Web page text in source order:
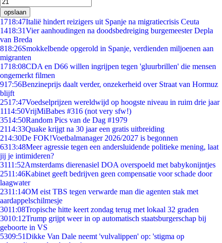
opslaan
1718:47Italië hindert reizigers uit Spanje na migratiecrisis Ceuta
1418:31Vier aanhoudingen na doodsbedreiging burgemeester Depla
van Breda
818:26Smokkelbende opgerold in Spanje, verdienden miljoenen aan
migranten
1718:08CDA en D66 willen ingrijpen tegen 'gluurbrillen' die mensen
ongemerkt filmen
917:56Benzineprijs daalt verder, onzekerheid over Straat van Hormuz
blijft
2517:47Voedselprijzen wereldwijd op hoogste niveau in ruim drie jaar
1114:50VrijMiBabes #316 (not very sfw!)
3514:50Random Pics van de Dag #1979
2114:33Quake krijgt na 30 jaar een gratis uitbreiding
214:30De FOK!Voetbalmanager 2026/2027 is begonnen
6313:48Meer agressie tegen een andersluidende politieke mening, laat
jij je intimideren?
3111:52Amsterdams dierenasiel DOA overspoeld met babykonijntjes
2511:46Kabinet geeft bedrijven geen compensatie voor schade door
laagwater
2311:14OM eist TBS tegen verwarde man die agenten stak met
aardappelschilmesje
3011:08Tropische hitte keert zondag terug met lokaal 32 graden
3010:12Trump grijpt weer in op automatisch staatsburgerschap bij
geboorte in VS
5309:51Dikke Van Dale neemt 'vulvalippen' op: 'stigma op